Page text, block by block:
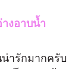
งอาบน้ำ
ารักมากครับ